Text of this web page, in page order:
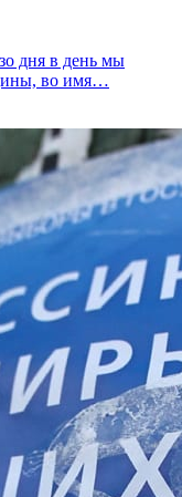
дня в день мы
во имя…